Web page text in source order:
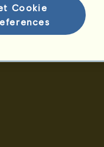
Cookie